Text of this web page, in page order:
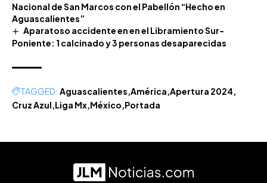
Nacional de San Marcos con el Pabellón “Hecho en
Aguascalientes”
Aparatoso accidente en en el Libramiento Sur-
Poniente: 1 calcinado y 3 personas desaparecidas
TAGGED: Aguascalientes América Apertura 2024
Cruz Azul Liga Mx México Portada